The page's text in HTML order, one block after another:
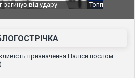
Сил вручили нову
Сили
атаку.
призначення Паліси послом